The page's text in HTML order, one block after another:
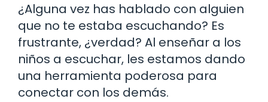
¿Alguna vez has hablado con alguien
que no te estaba escuchando? Es
frustrante, ¿verdad? Al enseñar a los
niños a escuchar, les estamos dando
una herramienta poderosa para
conectar con los demás.